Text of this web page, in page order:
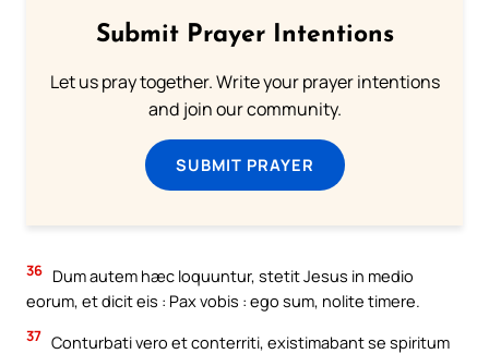
Submit Prayer Intentions
Let us pray together. Write your prayer intentions
and join our community.
SUBMIT PRAYER
36 Dum autem hæc loquuntur, stetit Jesus in medio
eorum, et dicit eis : Pax vobis : ego sum, nolite timere.
37 Conturbati vero et conterriti, existimabant se spiritum